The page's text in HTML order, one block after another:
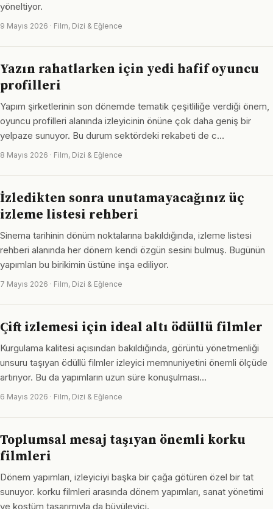
yöneltiyor.
9 Mayıs 2026 · Film, Dizi & Eğlence
Yazın rahatlarken için yedi hafif oyuncu
profilleri
Yapım şirketlerinin son dönemde tematik çeşitliliğe verdiği önem,
oyuncu profilleri alanında izleyicinin önüne çok daha geniş bir
yelpaze sunuyor. Bu durum sektördeki rekabeti de c…
8 Mayıs 2026 · Film, Dizi & Eğlence
İzledikten sonra unutamayacağınız üç
izleme listesi rehberi
Sinema tarihinin dönüm noktalarına bakıldığında, izleme listesi
rehberi alanında her dönem kendi özgün sesini bulmuş. Bugünün
yapımları bu birikimin üstüne inşa ediliyor.
7 Mayıs 2026 · Film, Dizi & Eğlence
Çift izlemesi için ideal altı ödüllü filmler
Kurgulama kalitesi açısından bakıldığında, görüntü yönetmenliği
unsuru taşıyan ödüllü filmler izleyici memnuniyetini önemli ölçüde
artırıyor. Bu da yapımların uzun süre konuşulması…
6 Mayıs 2026 · Film, Dizi & Eğlence
Toplumsal mesaj taşıyan önemli korku
filmleri
Dönem yapımları, izleyiciyi başka bir çağa götüren özel bir tat
sunuyor. korku filmleri arasında dönem yapımları, sanat yönetimi
ve kostüm tasarımıyla da büyüleyici.